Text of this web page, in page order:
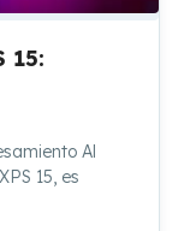
15:
Al
15, es